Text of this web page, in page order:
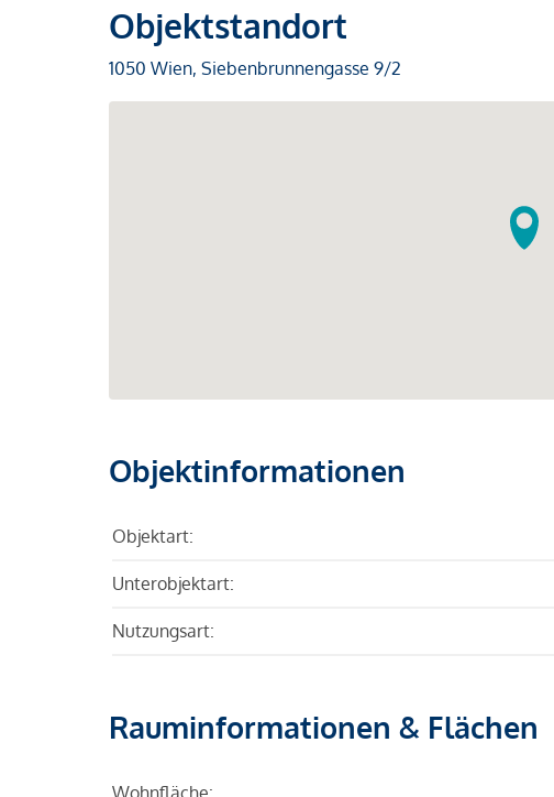
Objektstandort
1050 Wien, Siebenbrunnengasse 9/2
Objektinformationen
Objektart:
Unterobjektart:
Nutzungsart:
Rauminformationen & Flächen
Wohnfläche: